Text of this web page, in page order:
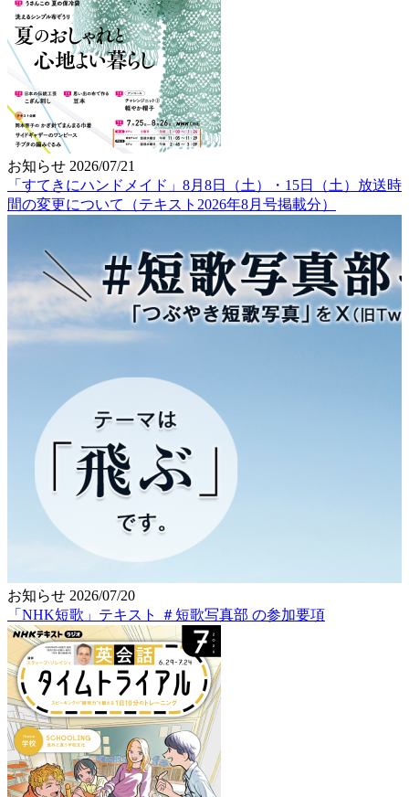
お知らせ 2026/07/21
「すてきにハンドメイド」8月8日（土）・15日（土）放送時
間の変更について（テキスト2026年8月号掲載分）
お知らせ 2026/07/20
「NHK短歌」テキスト ＃短歌写真部 の参加要項